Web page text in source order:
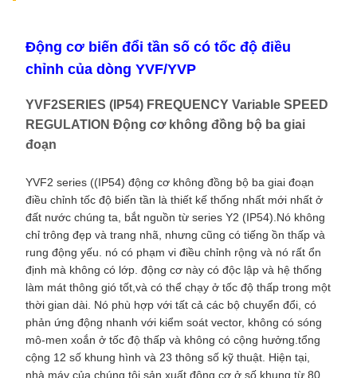
Động cơ biến đổi tần số có tốc độ điều
chỉnh của dòng YVF/YVP
YVF2SERIES (IP54) FREQUENCY Variable SPEED
REGULATION Động cơ không đồng bộ ba giai
đoạn
YVF2 series ((IP54) động cơ không đồng bộ ba giai đoạn
điều chỉnh tốc độ biến tần là thiết kế thống nhất mới nhất ở
đất nước chúng ta, bắt nguồn từ series Y2 (IP54).Nó không
chỉ trông đẹp và trang nhã, nhưng cũng có tiếng ồn thấp và
rung động yếu. nó có phạm vi điều chỉnh rộng và nó rất ổn
định mà không có lớp. động cơ này có độc lập và hệ thống
làm mát thông gió tốt,và có thể chạy ở tốc độ thấp trong một
thời gian dài. Nó phù hợp với tất cả các bộ chuyển đổi, có
phản ứng động nhanh với kiểm soát vector, không có sóng
mô-men xoắn ở tốc độ thấp và không có cộng hưởng.tổng
cộng 12 số khung hình và 23 thông số kỹ thuật. Hiện tại,
nhà máy của chúng tôi sản xuất động cơ ở số khung từ 80